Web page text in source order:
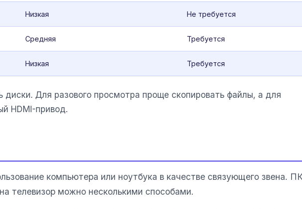
Низкая Не требуется
Средняя Требуется
Низкая Требуется
Для разового просмотра проще скопировать файлы, а для
HDMI-привод.
компьютера или ноутбука в качестве связующего звена.
телевизор можно несколькими способами.